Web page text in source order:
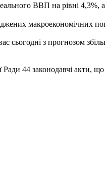
ВВП на рівні 4,3%,
макроекономічних
з прогнозом
Ради 44 законодавчі